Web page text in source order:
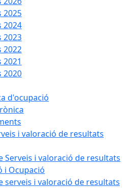
2025
2024
2023
2022
2021
2020
d'ocupació
i valoració de resultats
Serveis i valoració de resultats
i Ocupació
serveis i valoració de resultats